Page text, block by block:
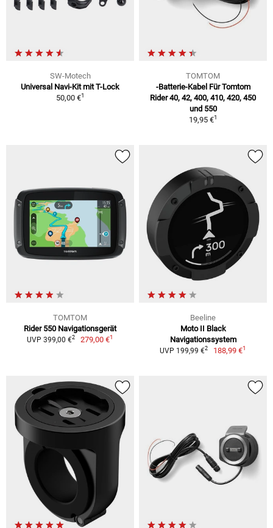
SW-Motech
Universal Navi-Kit mit T-Lock
50,00 €1
TOMTOM
-Batterie-Kabel Für Tomtom
Rider 40, 42, 400, 410, 420, 450
und 550
19,95 €1
TOMTOM
Rider 550 Navigationsgerät
UVP 399,00 €2 279,00 €1
Beeline
Moto II Black
Navigationssystem
UVP 199,99 €2 188,99 €1